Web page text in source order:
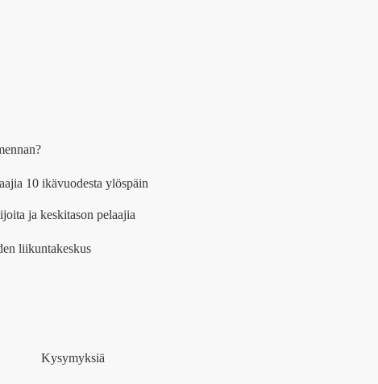
10 ikävuodesta ylöspäin
ja keskitason pelaajia
liikuntakeskus
Kysymyksiä